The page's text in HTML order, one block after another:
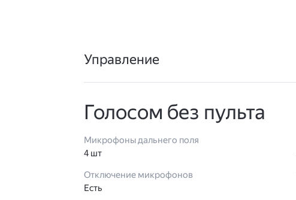
Управление
Голосом без пульта
Микрофоны дальнего поля
4 шт
Отключение микрофонов
Есть